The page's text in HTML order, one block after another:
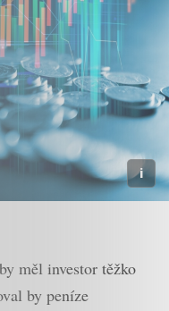
měl investor těžko
by peníze